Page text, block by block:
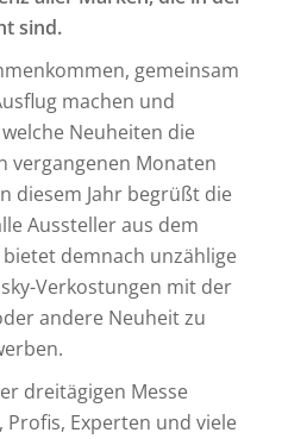
sind.
gemeinsam
machen und
Neuheiten die
vergangenen Monaten
diesem Jahr begrüßt die
Aussteller aus dem
demnach unzählige
Verkostungen mit der
andere Neuheit zu
dreitägigen Messe
Profis, Experten und viele